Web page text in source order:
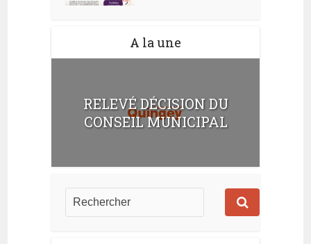
A la une
RELEVÉ DÉCISION DU
CONSEIL MUNICIPAL